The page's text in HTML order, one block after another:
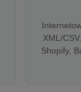
XML/
Shopify,